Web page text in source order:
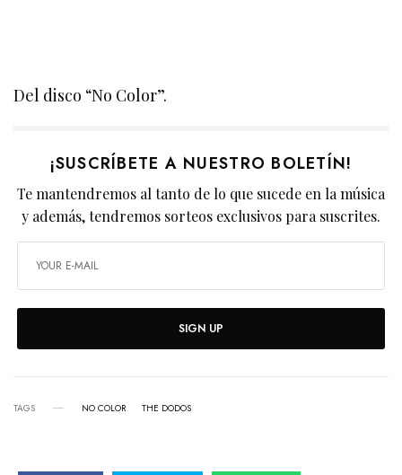
Del disco “No Color”.
¡SUSCRÍBETE A NUESTRO BOLETÍN!
Te mantendremos al tanto de lo que sucede en la música
y además, tendremos sorteos exclusivos para suscrites.
SIGN UP
TAGS NO COLOR THE DODOS